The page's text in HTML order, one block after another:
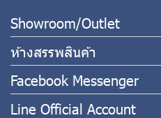
Showroom/Outlet
ห้างสรรพสินค้า
Facebook Messenger
Line Official Account